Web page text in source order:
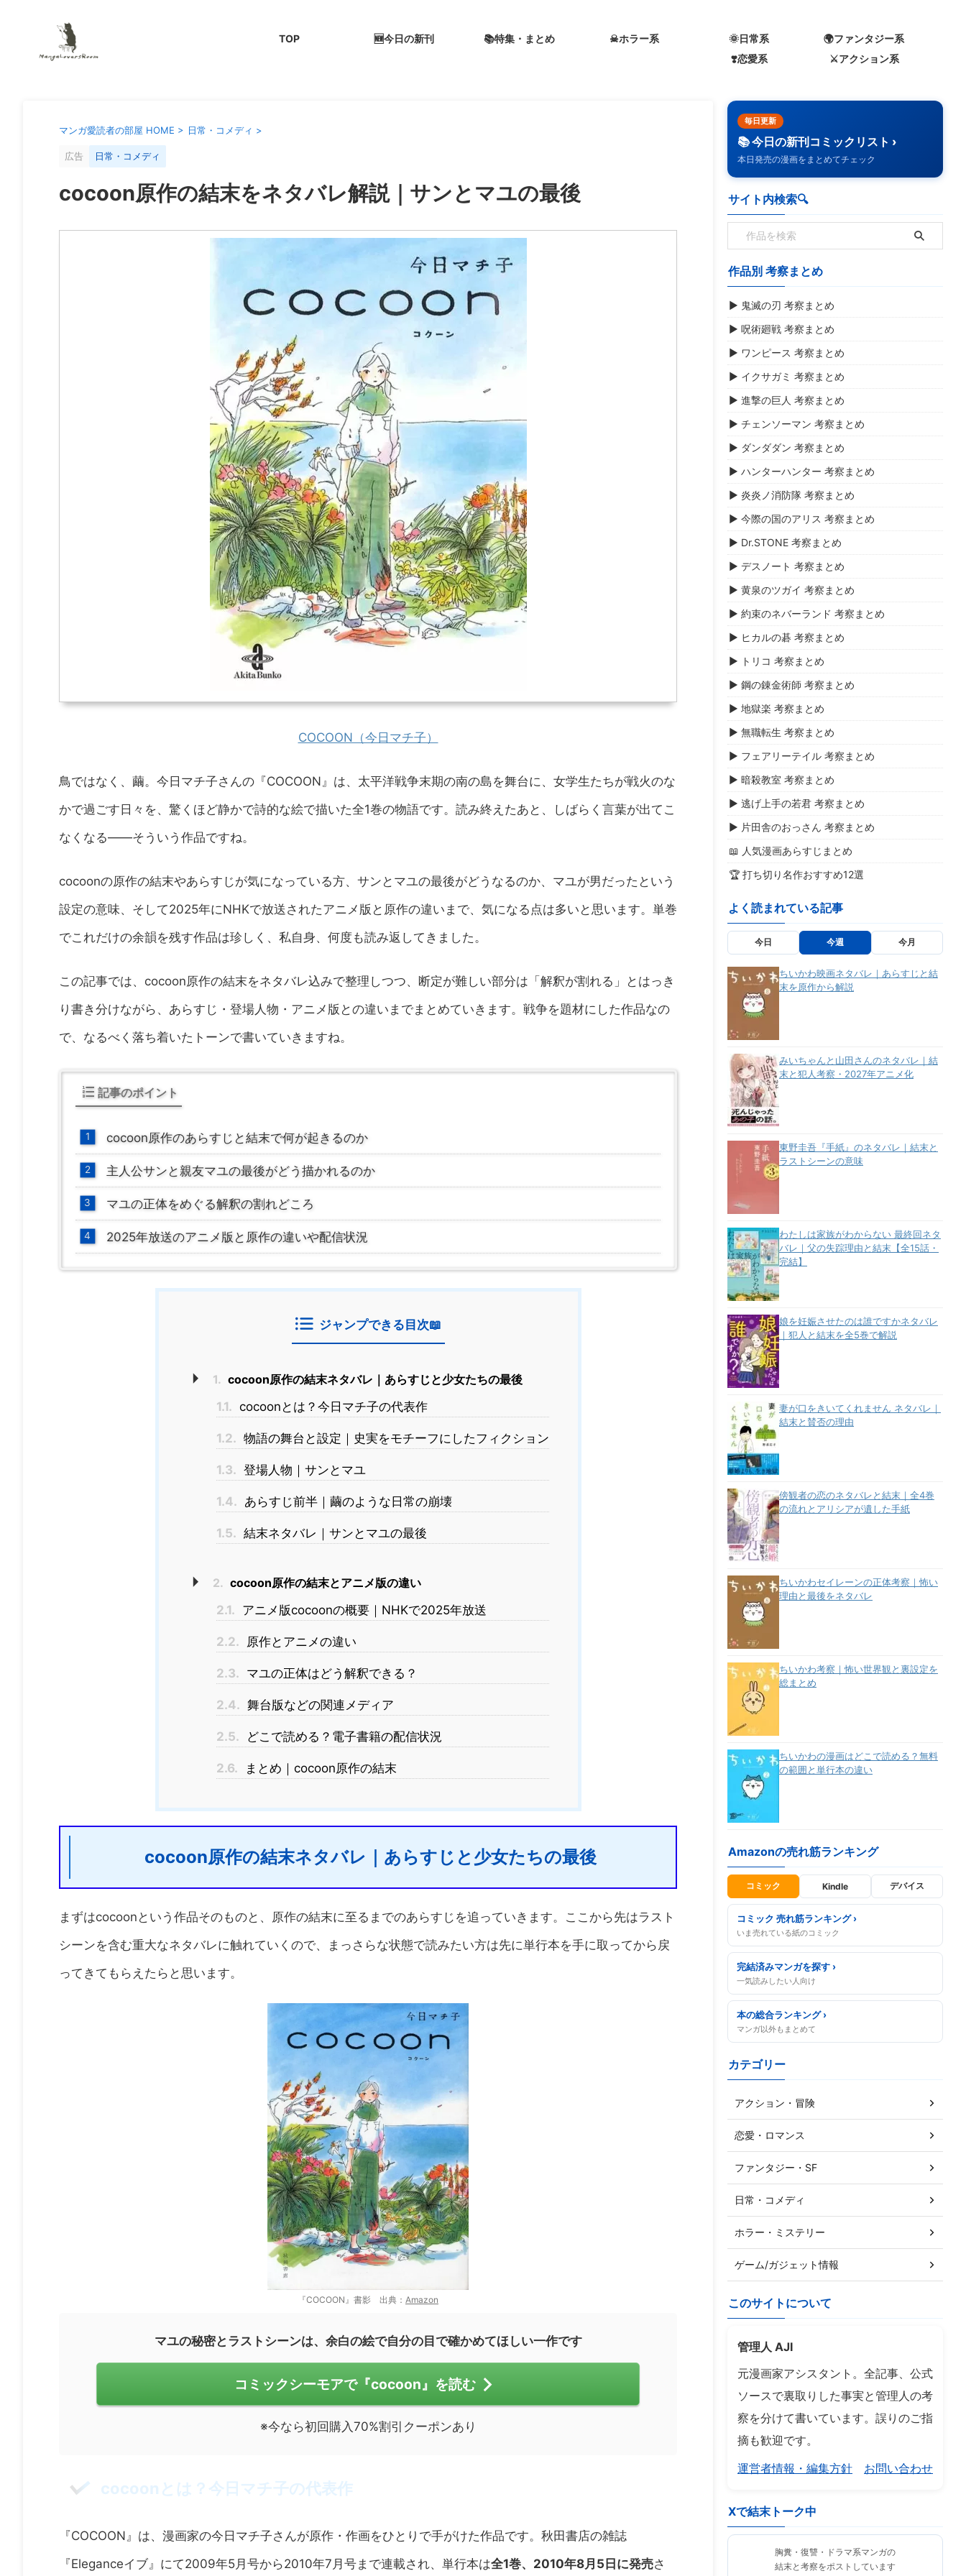
TOP 🆕今日の新刊 📚特集・まとめ ☠ホラー系 🌞日常系
🌍️ファンタジー系
❣️恋愛系
⚔️アクション系
マンガ愛読者の部屋 HOME > 日常・コメディ >
広告 日常・コメディ
cocoon原作の結末をネタバレ解説｜サンとマユの最後
COCOON（今日マチ子）
鳥ではなく、繭。今日マチ子さんの『COCOON』は、太平洋戦争末期の南の島を舞台に、女学生たちが戦火のな
かで過ごす日々を、驚くほど静かで詩的な絵で描いた全1巻の物語です。読み終えたあと、しばらく言葉が出てこ
なくなる——そういう作品ですね。
cocoonの原作の結末やあらすじが気になっている方、サンとマユの最後がどうなるのか、マユが男だったという
設定の意味、そして2025年にNHKで放送されたアニメ版と原作の違いまで、気になる点は多いと思います。単巻
でこれだけの余韻を残す作品は珍しく、私自身、何度も読み返してきました。
この記事では、cocoon原作の結末をネタバレ込みで整理しつつ、断定が難しい部分は「解釈が割れる」とはっき
り書き分けながら、あらすじ・登場人物・アニメ版との違いまでまとめていきます。戦争を題材にした作品なの
で、なるべく落ち着いたトーンで書いていきますね。
記事のポイント
cocoon原作のあらすじと結末で何が起きるのか
主人公サンと親友マユの最後がどう描かれるのか
マユの正体をめぐる解釈の割れどころ
2025年放送のアニメ版と原作の違いや配信状況
ジャンプできる目次📖
1. cocoon原作の結末ネタバレ｜あらすじと少女たちの最後
1.1. cocoonとは？今日マチ子の代表作
1.2. 物語の舞台と設定｜史実をモチーフにしたフィクション
1.3. 登場人物｜サンとマユ
1.4. あらすじ前半｜繭のような日常の崩壊
1.5. 結末ネタバレ｜サンとマユの最後
2. cocoon原作の結末とアニメ版の違い
2.1. アニメ版cocoonの概要｜NHKで2025年放送
2.2. 原作とアニメの違い
2.3. マユの正体はどう解釈できる？
2.4. 舞台版などの関連メディア
2.5. どこで読める？電子書籍の配信状況
2.6. まとめ｜cocoon原作の結末
cocoon原作の結末ネタバレ｜あらすじと少女たちの最後
まずはcocoonという作品そのものと、原作の結末に至るまでのあらすじを追っていきます。ここから先はラスト
シーンを含む重大なネタバレに触れていくので、まっさらな状態で読みたい方は先に単行本を手に取ってから戻
ってきてもらえたらと思います。
『COCOON』書影 出典： Amazon
マユの秘密とラストシーンは、余白の絵で自分の目で確かめてほしい一作です
コミックシーモアで『cocoon』を読む
※今なら初回購入70%割引クーポンあり
cocoonとは？今日マチ子の代表作
『COCOON』は、漫画家の今日マチ子さんが原作・作画をひとりで手がけた作品です。秋田書店の雑誌
『Eleganceイブ』にて2009年5月号から2010年7月号まで連載され、単行本は全1巻、2010年8月5日に発売さ
毎日更新
📚 今日の新刊コミックリスト ›
本日発売の漫画をまとめてチェック
サイト内検索🔍️
作品別 考察まとめ
▶ 鬼滅の刃 考察まとめ
▶ 呪術廻戦 考察まとめ
▶ ワンピース 考察まとめ
▶ イクサガミ 考察まとめ
▶ 進撃の巨人 考察まとめ
▶ チェンソーマン 考察まとめ
▶ ダンダダン 考察まとめ
▶ ハンターハンター 考察まとめ
▶ 炎炎ノ消防隊 考察まとめ
▶ 今際の国のアリス 考察まとめ
▶ Dr.STONE 考察まとめ
▶ デスノート 考察まとめ
▶ 黄泉のツガイ 考察まとめ
▶ 約束のネバーランド 考察まとめ
▶ ヒカルの碁 考察まとめ
▶ トリコ 考察まとめ
▶ 鋼の錬金術師 考察まとめ
▶ 地獄楽 考察まとめ
▶ 無職転生 考察まとめ
▶ フェアリーテイル 考察まとめ
▶ 暗殺教室 考察まとめ
▶ 逃げ上手の若君 考察まとめ
▶ 片田舎のおっさん 考察まとめ
📖 人気漫画あらすじまとめ
🏆 打ち切り名作おすすめ12選
よく読まれている記事
今日 今週 今月
ちいかわ映画ネタバレ｜あらすじと結
末を原作から解説
みいちゃんと山田さんのネタバレ｜結
末と犯人考察・2027年アニメ化
東野圭吾『手紙』のネタバレ｜結末と
ラストシーンの意味
わたしは家族がわからない 最終回ネタ
バレ｜父の失踪理由と結末【全15話・
完結】
娘を妊娠させたのは誰ですかネタバレ
｜犯人と結末を全5巻で解説
妻が口をきいてくれません ネタバレ｜
結末と賛否の理由
傍観者の恋のネタバレと結末｜全4巻
の流れとアリシアが遺した手紙
ちいかわセイレーンの正体考察｜怖い
理由と最後をネタバレ
ちいかわ考察｜怖い世界観と裏設定を
総まとめ
ちいかわの漫画はどこで読める？無料
の範囲と単行本の違い
Amazonの売れ筋ランキング
コミック Kindle デバイス
コミック 売れ筋ランキング ›
いま売れている紙のコミック
完結済みマンガを探す ›
一気読みしたい人向け
本の総合ランキング ›
マンガ以外もまとめて
カテゴリー
アクション・冒険
恋愛・ロマンス
ファンタジー・SF
日常・コメディ
ホラー・ミステリー
ゲーム/ガジェット情報
このサイトについて
管理人 AJI
元漫画家アシスタント。全記事、公式
ソースで裏取りした事実と管理人の考
察を分けて書いています。誤りのご指
摘も歓迎です。
運営者情報・編集方針
お問い合わせ
Xで結末トーク中
胸糞・復讐・ドラマ系マンガの
結末と考察をポストしています